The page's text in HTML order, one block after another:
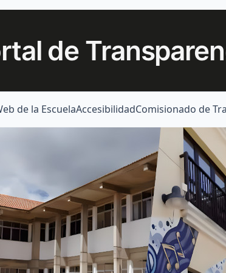
de
de la EscuelaAccesibilidadComisionado de